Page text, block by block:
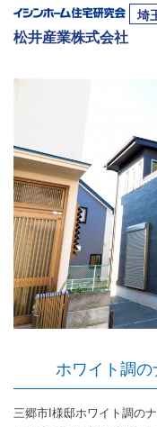
埼
松井産業株式会社
ホワイト調
三郷市I様邸ホワイト調の